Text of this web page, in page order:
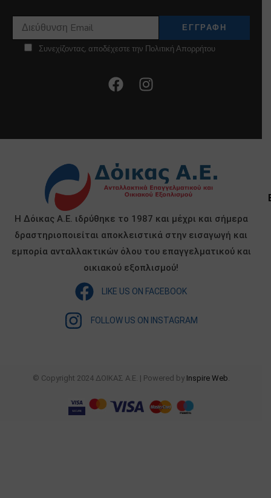
Συνεχίζοντας, αποδέχεστε την Πολιτική Απορρήτου
Η Δόικας Α.Ε. ιδρύθηκε το 1987 και μέχρι και σήμερα
δραστηριοποιείται αποκλειστικά στην εισαγωγή και
εμπορία ανταλλακτικών όλου του επαγγελματικού και
οικιακού εξοπλισμού!
LIKE US ON FACEBOOK
FOLLOW US ON INSTAGRAM
© Copyright 2024 ΔΟΙΚΑΣ Α.Ε. | Powered by Inspire Web.